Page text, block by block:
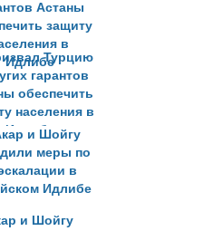
Турцию
гарантов
обеспечить
населения в
Идлибе
и Шойгу